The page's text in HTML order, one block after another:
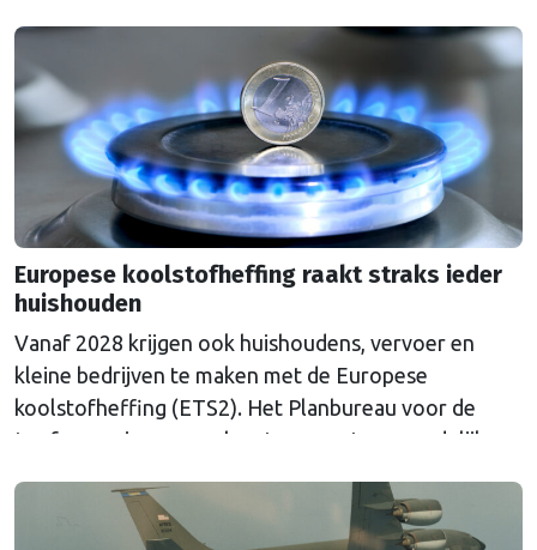
Europese koolstofheffing raakt straks ieder
huishouden
Vanaf 2028 krijgen ook huishoudens, vervoer en
kleine bedrijven te maken met de Europese
koolstofheffing (ETS2). Het Planbureau voor de
Leefomgeving waarschuwt voor extra maandelijkse